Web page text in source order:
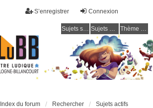
Connexion
S’enregistrer
Sujets sans réponse Sujets actifs Thème clair / foncé
Index du forum Rechercher Sujets actifs